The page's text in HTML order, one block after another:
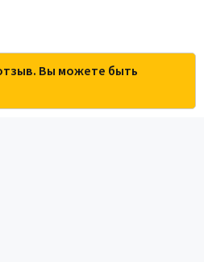
Вы можете быть